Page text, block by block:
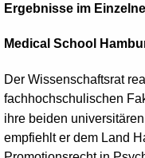
Ergebnisse im
Medical School
Der Wissenschaftsrat
fachhochschulischen
ihre beiden
empfiehlt er dem Land